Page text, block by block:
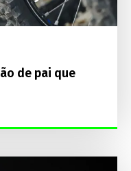
de pai que